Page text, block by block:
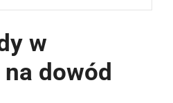
w
dowód